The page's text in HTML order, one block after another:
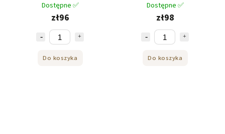
Dostępne ✅
zł96
Do koszyka
Dostępne ✅
zł98
Do koszyka